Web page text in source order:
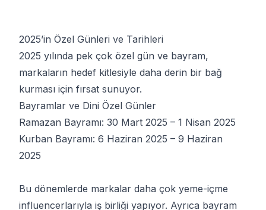
2025’in Özel Günleri ve Tarihleri
2025 yılında pek çok özel gün ve bayram,
markaların hedef kitlesiyle daha derin bir bağ
kurması için fırsat sunuyor.
Bayramlar ve Dini Özel Günler
Ramazan Bayramı: 30 Mart 2025 – 1 Nisan 2025
Kurban Bayramı: 6 Haziran 2025 – 9 Haziran
2025
Bu dönemlerde markalar daha çok yeme-içme
influencerlarıyla iş birliği yapıyor. Ayrıca bayram